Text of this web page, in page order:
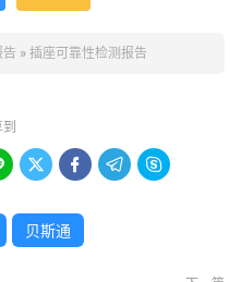
告 » 插座可靠性检测报告
   
贝斯通